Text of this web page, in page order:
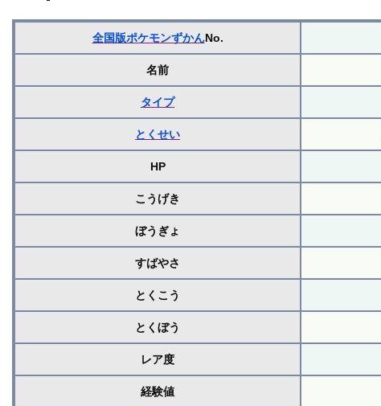
全国版ポケモンずかんNo.
名前
タイプ
とくせい
HP
こうげき
ぼうぎょ
すばやさ
とくこう
とくぼう
レア度
経験値